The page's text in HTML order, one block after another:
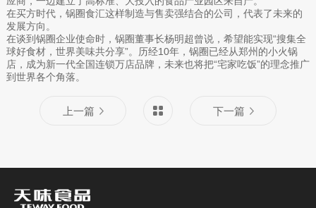
在买方时代，锅圈食汇这样制造与售卖强结合的公司，代表了未来的
发展方向。
在谈到锅圈企业使命时，锅圈董事长杨明超曾说，希望能实现“搜集全
球好食材，世界美味共分享”。历经10年，锅圈已经从郑州的小火锅
店，成为新一代全国连锁万店品牌，未来也将把“宅家吃饭”的理念推广
到世界各个角落。
上一篇 下一篇